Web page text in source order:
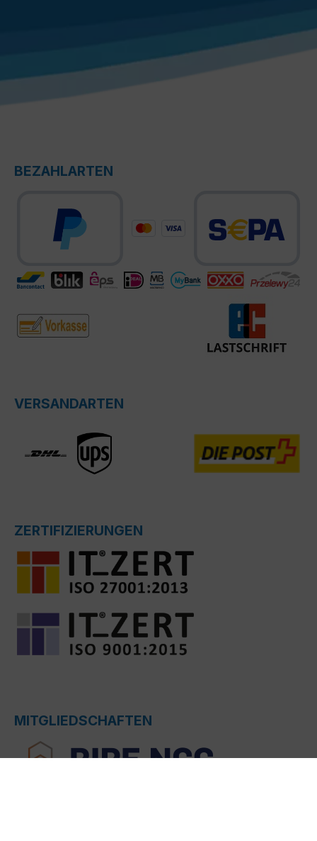
BEZAHLARTEN
VERSANDARTEN
ZERTIFIZIERUNGEN
MITGLIEDSCHAFTEN